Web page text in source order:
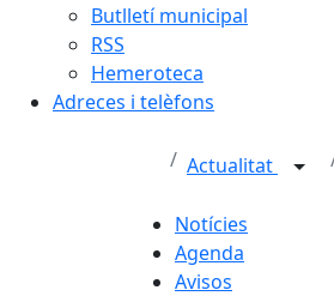
Butlletí municipal
RSS
Hemeroteca
Adreces i telèfons
Actualitat
Notícies
Agenda
Avisos